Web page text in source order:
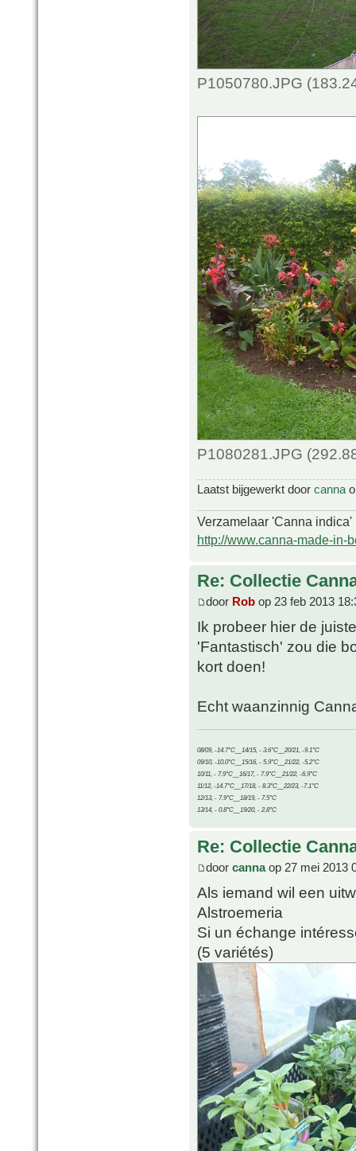
P1050780.JPG
P1080281.JPG
Laatst bijgewerkt door canna
Verzamelaar 'Canna indica'
http://www.canna-made-in-
Re: Collectie
door Rob op 23 feb 2013
Ik probeer hier de
'Fantastisch' zou die
kort doen!
Echt waanzinnig
08/09, -14.7°C__14/15, - 3.6°C__20/21, -9.1°C
09/10, -10.0°C__15/16, - 5.9°C__21/22, -5.2°C
10/11, - 7.9°C__16/17, - 7.9°C__21/22, -6.9°C
11/12, -14.7°C__17/18, - 8.3°C__22/23, -7.1°C
12/13, - 7.9°C__18/19, - 7.5°C
13/14, - 0.8°C__19/20, - 2.8°C
Re: Collectie
door cannaop 27 mei 2013
Als iemand wil een
Alstroemeria
Si un échange
(5 variétés)